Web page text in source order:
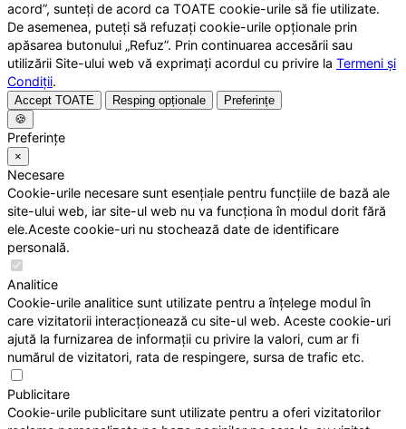
acord”, sunteți de acord ca TOATE cookie-urile să fie utilizate.
De asemenea, puteți să refuzați cookie-urile opționale prin
apăsarea butonului „Refuz”. Prin continuarea accesării sau
utilizării Site-ului web vă exprimați acordul cu privire la Termeni și
Condiții.
Accept TOATE Resping opționale
Preferințe
🍪
Preferințe
×
Necesare
Cookie-urile necesare sunt esențiale pentru funcțiile de bază ale
site-ului web, iar site-ul web nu va funcționa în modul dorit fără
ele.Aceste cookie-uri nu stochează date de identificare
personală.
Analitice
Cookie-urile analitice sunt utilizate pentru a înțelege modul în
care vizitatorii interacționează cu site-ul web. Aceste cookie-uri
ajută la furnizarea de informații cu privire la valori, cum ar fi
numărul de vizitatori, rata de respingere, sursa de trafic etc.
Publicitare
Cookie-urile publicitare sunt utilizate pentru a oferi vizitatorilor